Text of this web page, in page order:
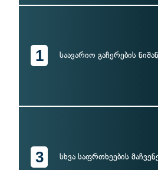
1 საავარიო გაჩერების
3 სხვა საფრთხეების